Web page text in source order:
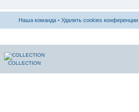
Наша команда • Удалить cookies конференции
COLLECTION